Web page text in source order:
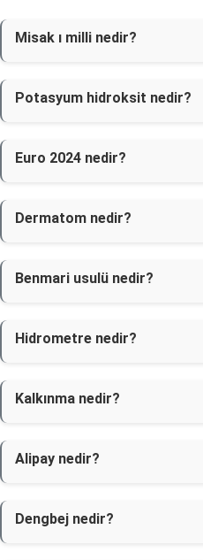
Misak ı milli nedir?
Potasyum hidroksit nedir?
Euro 2024 nedir?
Dermatom nedir?
Benmari usulü nedir?
Hidrometre nedir?
Kalkınma nedir?
Alipay nedir?
Dengbej nedir?